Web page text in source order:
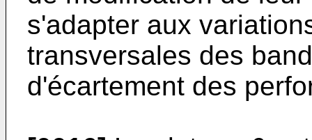
s'adapter aux
transversales des
d'écartement des